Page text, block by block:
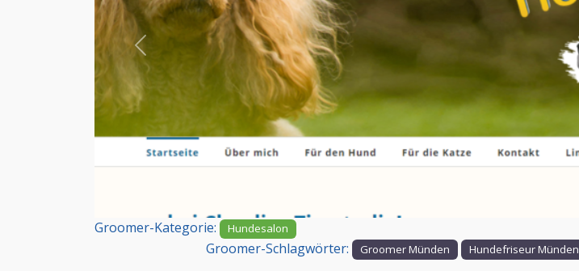
Vorheriges
Groomer-Kategorie: Hundesalon
Groomer-Schlagwörter: Groomer Münden Hundefriseur Münden